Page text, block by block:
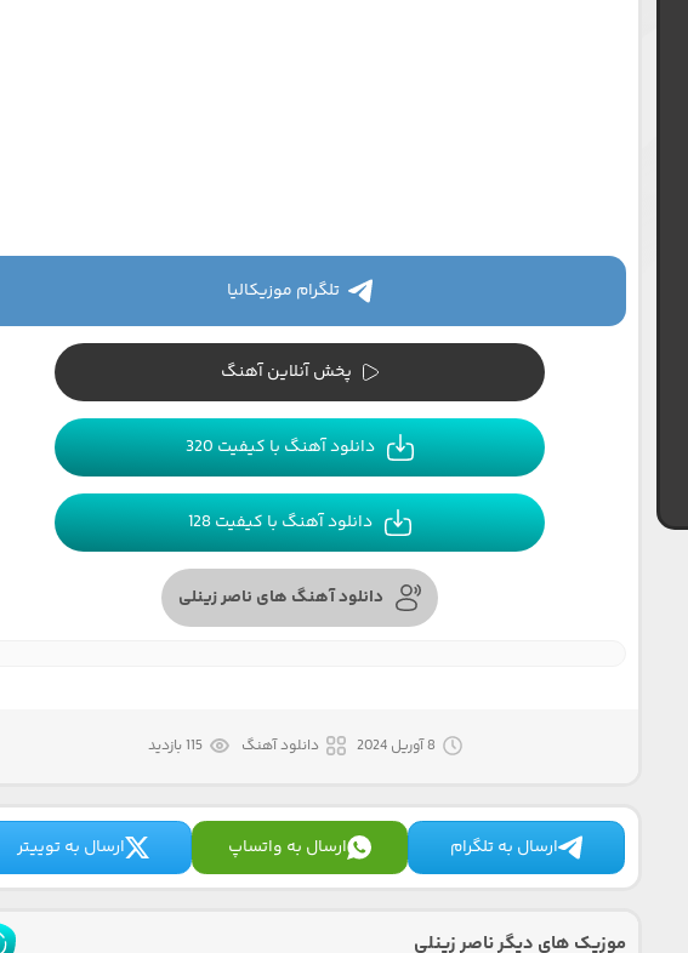
تلگرام موزیکالیا
پخش آنلاین آهنگ
دانلود آهنگ با کیفیت 320
دانلود آهنگ با کیفیت 128
دانلود آهنگ های ناصر زینلی
8 آوریل 2024 دانلود آهنگ 115 بازدید
ارسال به تلگرام ارسال به واتساپ ارسال به توییتر
موزیک های دیگر ناصر زینلی